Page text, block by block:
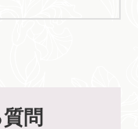
問